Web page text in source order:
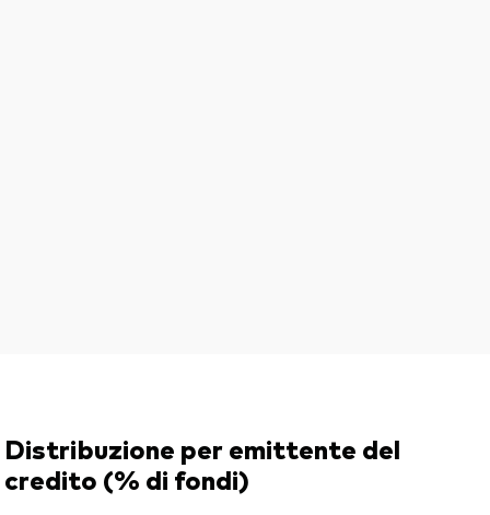
Distribuzione per emittente del
credito (% di fondi)